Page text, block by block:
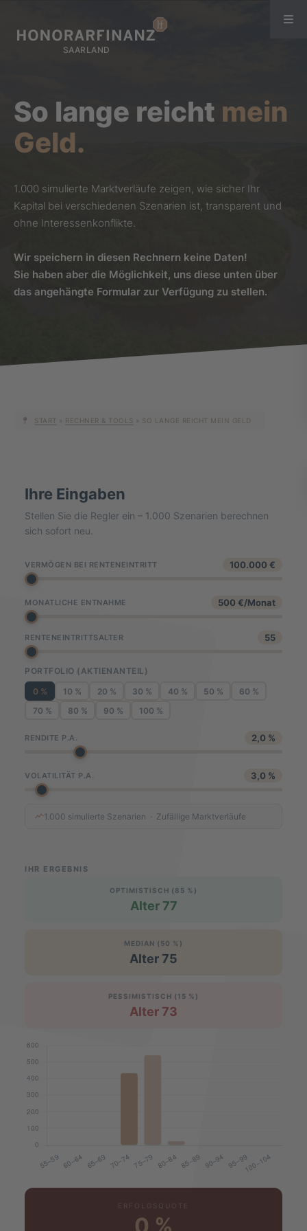
So lange reicht mein
Geld.
1.000 simulierte Marktverläufe zeigen, wie sicher Ihr
Kapital bei verschiedenen Szenarien ist, transparent und
ohne Interessenkonflikte.
Wir speichern in diesen Rechnern keine Daten!
Sie haben aber die Möglichkeit, uns diese unten über
das angehängte Formular zur Verfügung zu stellen.
START » RECHNER & TOOLS » SO LANGE REICHT MEIN GELD